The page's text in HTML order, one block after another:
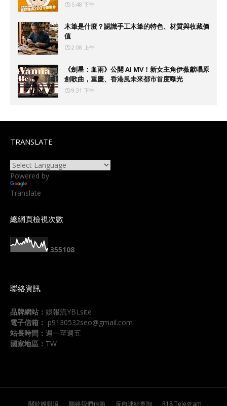
5:48 下午
木筆是什麼？認識手工木筆的特色、材質與收藏價
值
2:08 上午
《劍星：血雨》公開 AI MV！新女主角伊薇獻唱原
創歌曲，重慶、香港風未來都市首度曝光
9:31 下午
TRANSLATE
Powered by
Translate
總網頁檢視次數
355108
聯絡資訊
品牌網站： 娛報流YBLsite
電子信箱： p9130532seo@gmail.com
站長時間： 週一至週五
國家地區： TW
關於娛報流 聯絡我們信箱 反向連結查詢 R18 Telegram